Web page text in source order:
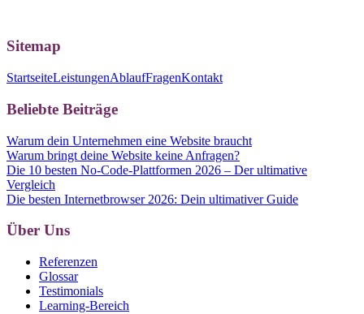
Sitemap
StartseiteLeistungenAblaufFragenKontakt
Beliebte Beiträge
Warum dein Unternehmen eine Website braucht
Warum bringt deine Website keine Anfragen?
Die 10 besten No-Code-Plattformen 2026 – Der ultimative
Vergleich
Die besten Internetbrowser 2026: Dein ultimativer Guide
Über Uns
Referenzen
Glossar
Testimonials
Learning-Bereich